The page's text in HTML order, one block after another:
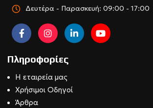
Δευτέρα - Παρασκευή: 09:00 - 17:00
Πληροφορίες
Η εταιρεία μας
Χρήσιμοι Οδηγοί
Άρθρα